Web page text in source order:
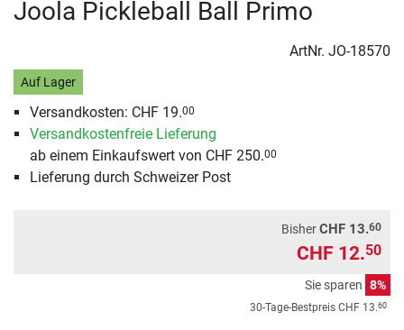
Joola Pickleball Ball Primo
ArtNr. JO-18570
Auf Lager
Versandkosten: CHF 19.00
Versandkostenfreie Lieferung
ab einem Einkaufswert von CHF 250.00
Lieferung durch Schweizer Post
BisherCHF 13.60
CHF 12.50
Sie sparen 8%
30-Tage-Bestpreis CHF 13.60